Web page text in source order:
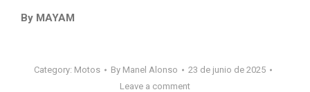
By MAYAM
Category: Motos By Manel Alonso
23 de junio de 2025
Leave a comment